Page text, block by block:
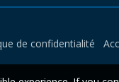
de confidentialité